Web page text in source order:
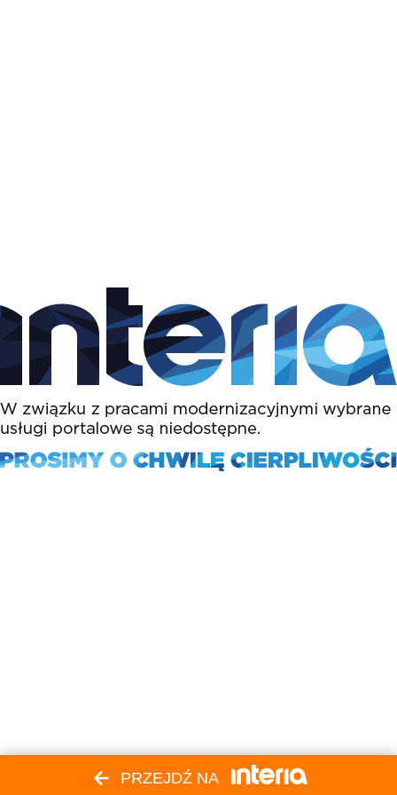
PRZEJDŹ NA